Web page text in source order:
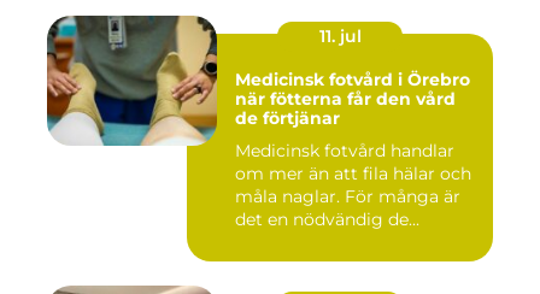
11. jul
Medicinsk fotvård i Örebro
när fötterna får den vård
de förtjänar
Medicinsk fotvård handlar
om mer än att fila hälar och
måla naglar. För många är
det en nödvändig de...